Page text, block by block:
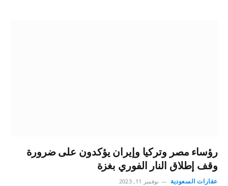
رؤساء مصر وتركيا وإيران يؤكدون على ضرورة
وقف إطلاق النار الفوري بغزة
عقارات السعودية نوفمبر 11, 2023